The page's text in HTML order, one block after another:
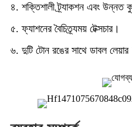
৪. শক্তিশালী ট্র্যাকশন এবং উন্নত
৫. ফ্যাশনের বৈচিত্র্যময় টেক্সচার।
৬. দুটি টোন রঙের সাথে ডাবল